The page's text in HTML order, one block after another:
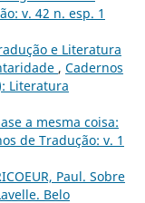
v. 42 n. esp. 1
e Literatura
, Cadernos
Literatura
a mesma coisa:
de Tradução: v. 1
Paul. Sobre
Belo